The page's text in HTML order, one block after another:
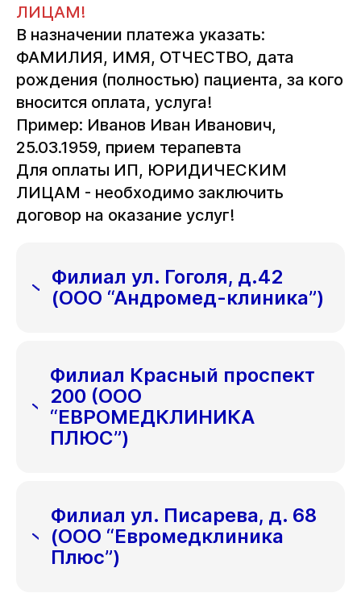
ЛИЦАМ!
В назначении платежа указать:
ФАМИЛИЯ, ИМЯ, ОТЧЕСТВО, дата
рождения (полностью) пациента, за кого
вносится оплата, услуга!
Пример: Иванов Иван Иванович,
25.03.1959, прием терапевта
Для оплаты ИП, ЮРИДИЧЕСКИМ
ЛИЦАМ - необходимо заключить
договор на оказание услуг!
Филиал ул. Гоголя, д.42
(ООО “Андромед-клиника”)
Филиал Красный проспект
200 (ООО
“ЕВРОМЕДКЛИНИКА
ПЛЮС”)
Филиал ул. Писарева, д. 68
(ООО “Евромедклиника
Плюс”)